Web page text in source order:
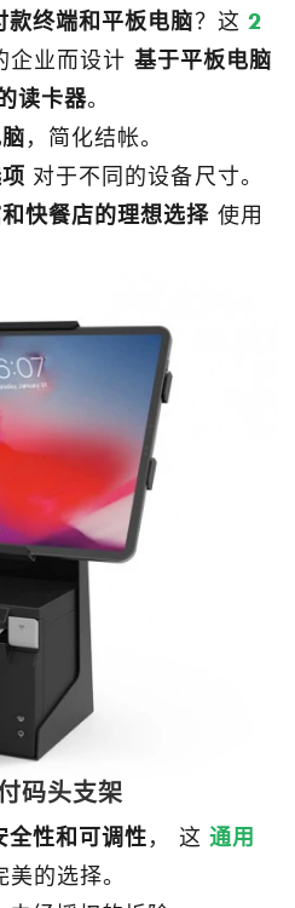
款终端和平板电脑？这 2
企业而设计 基于平板电脑
读卡器。
，简化结帐。
对于不同的设备尺寸。
快餐店的理想选择 使用
码头支架
全性和可调性， 这 通用
美的选择。